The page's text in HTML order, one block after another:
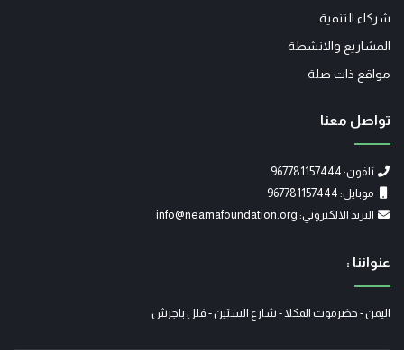
شركاء التنمية
المشاريع والانشطة
مواقع ذات صلة
تواصل معنا
تلفون: 967781157444
موبايل: 967781157444
البريد الالكتروني: info@neamafoundation.org
عنواننا :
اليمن - حضرموت المكلا - شارع الستين - فلل باجرش